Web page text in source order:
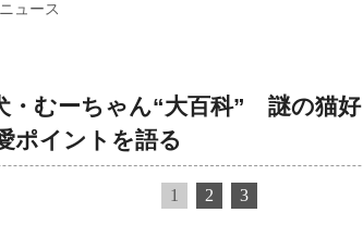
ュース
・むーちゃん“大百科” 謎の猫
ポイントを語る
1 2 3